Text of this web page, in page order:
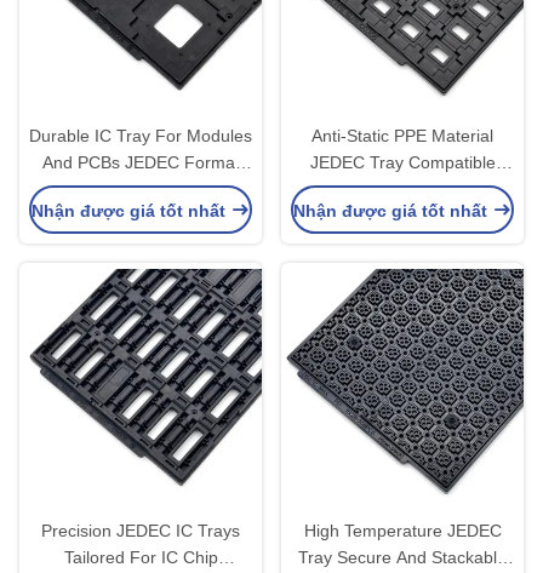
Durable IC Tray For Modules
And PCBs JEDEC Format
with Customizable Pocket
Layout
Nhận được giá tốt nhất
Anti-Static PPE Material
JEDEC Tray Compatible
With Pick-and-Place
Equipment
Nhận được giá tốt nhất
Precision JEDEC IC Trays
Tailored For IC Chip
High Temperature JEDEC
Tray Secure And Stackable